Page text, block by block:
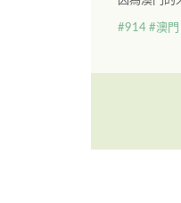
#914 #澳門